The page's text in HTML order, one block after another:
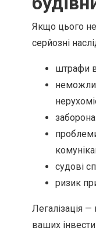
Якщо цього
серйозні
штрафи
судові
ризик
Легалізація
ваших